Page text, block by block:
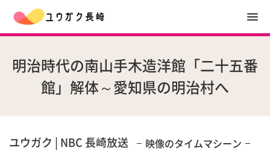
明治時代の南山手木造洋館「二十五番
館」解体～愛知県の明治村へ
ユウガク | NBC 長崎放送 映像のタイムマシーン